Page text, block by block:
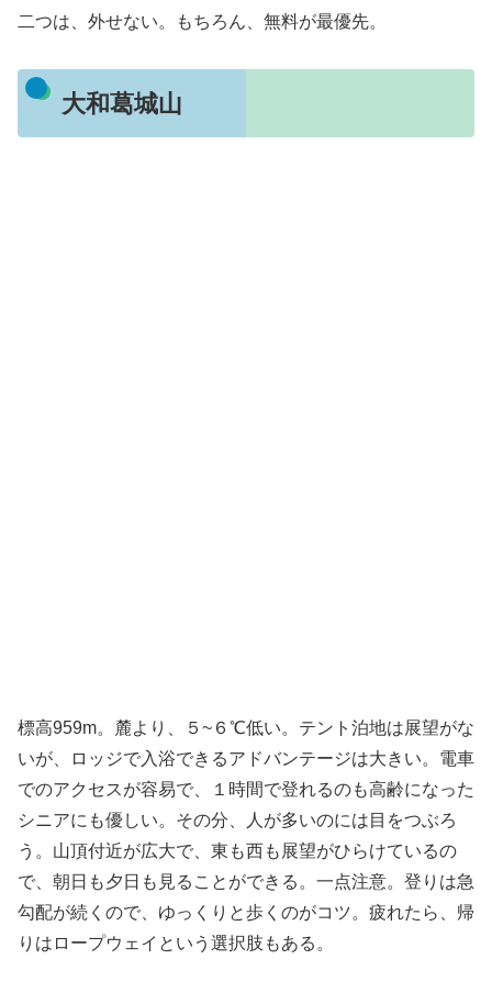
二つは、外せない。もちろん、無料が最優先。
大和葛城山
標高959m。麓より、５~６℃低い。テント泊地は展望がな
いが、ロッジで入浴できるアドバンテージは大きい。電車
でのアクセスが容易で、１時間で登れるのも高齢になった
シニアにも優しい。その分、人が多いのには目をつぶろ
う。山頂付近が広大で、東も西も展望がひらけているの
で、朝日も夕日も見ることができる。一点注意。登りは急
勾配が続くので、ゆっくりと歩くのがコツ。疲れたら、帰
りはロープウェイという選択肢もある。